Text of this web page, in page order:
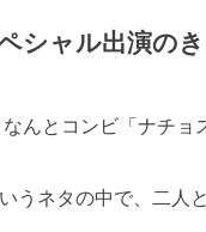
シャル出演の
んとコンビ「ナチョ
うネタの中で、二人